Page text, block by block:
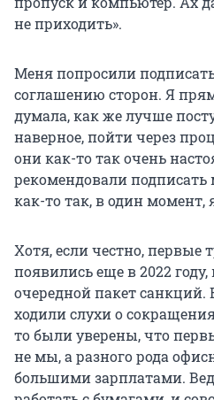
не приходить».
Меня попросили
соглашению сторон. Я
думала, как же лучше
наверное, пойти через
они как-то так очень
рекомендовали подписать
как-то так, в один момент,
Хотя, если честно, первые
появились еще в 2022
очередной пакет
ходили слухи о
то были уверены, что
не мы, а разного рода
большими зарплатами.